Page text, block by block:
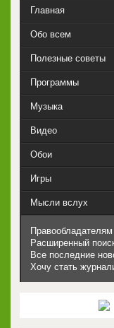
Главная
Обо всем
Полезные советы
Программы
Музыка
Видео
Обои
Игры
Мысли вслух
Правообладателям
Расширенный
Все последние
Хочу стать